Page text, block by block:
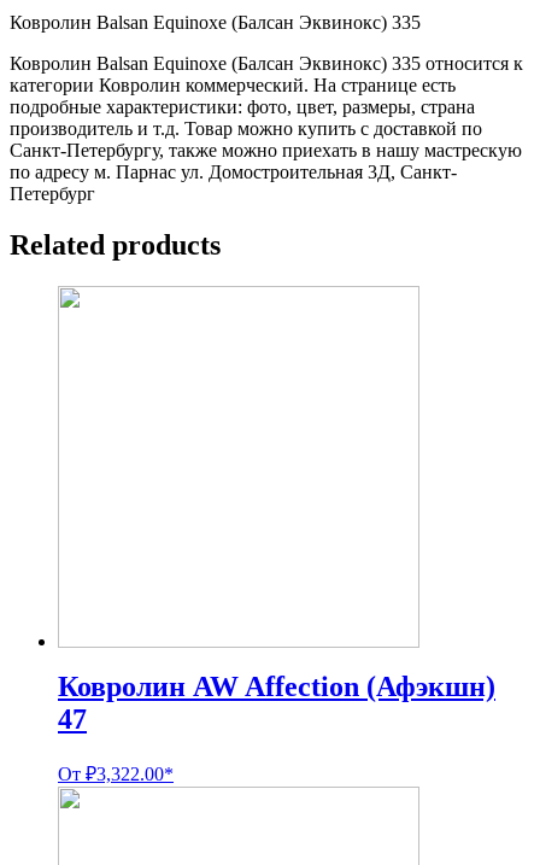
Ковролин Balsan Equinoxe (Балсан Эквинокс) 335
Ковролин Balsan Equinoxe (Балсан Эквинокс) 335 относится к
категории Ковролин коммерческий. На странице есть
подробные характеристики: фото, цвет, размеры, страна
производитель и т.д. Товар можно купить с доставкой по
Санкт-Петербургу, также можно приехать в нашу мастрескую
по адресу м. Парнас ул. Домостроительная 3Д, Санкт-
Петербург
Related products
Ковролин AW Affection (Афэкшн)
47
От ₽3,322.00*